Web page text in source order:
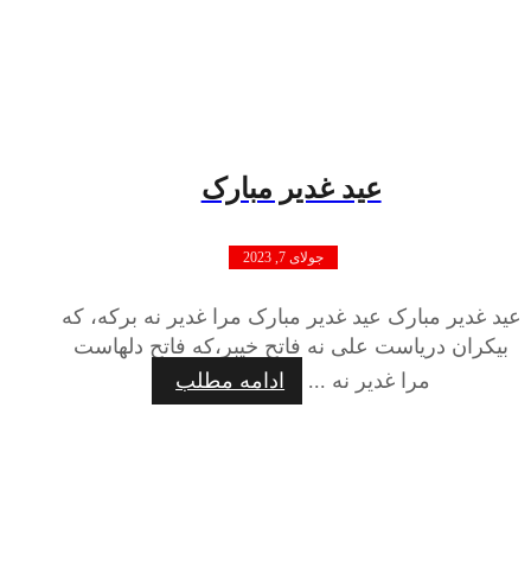
عید غدیر مبارک
جولای 7, 2023
عید غدیر مبارک عید غدیر مبارک مرا غدیر نه برکه، که
بیکران دریاست علی نه فاتح خیبر،که فاتح دلهاست
مرا غدیر نه ...
ادامه مطلب